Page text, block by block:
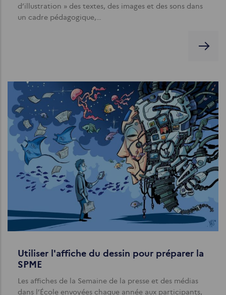
d’illustration » des textes, des images et des sons dans
un cadre pédagogique,…
Utiliser l'affiche du dessin pour préparer la
SPME
Les affiches de la Semaine de la presse et des médias
dans l’École envoyées chaque année aux participants,